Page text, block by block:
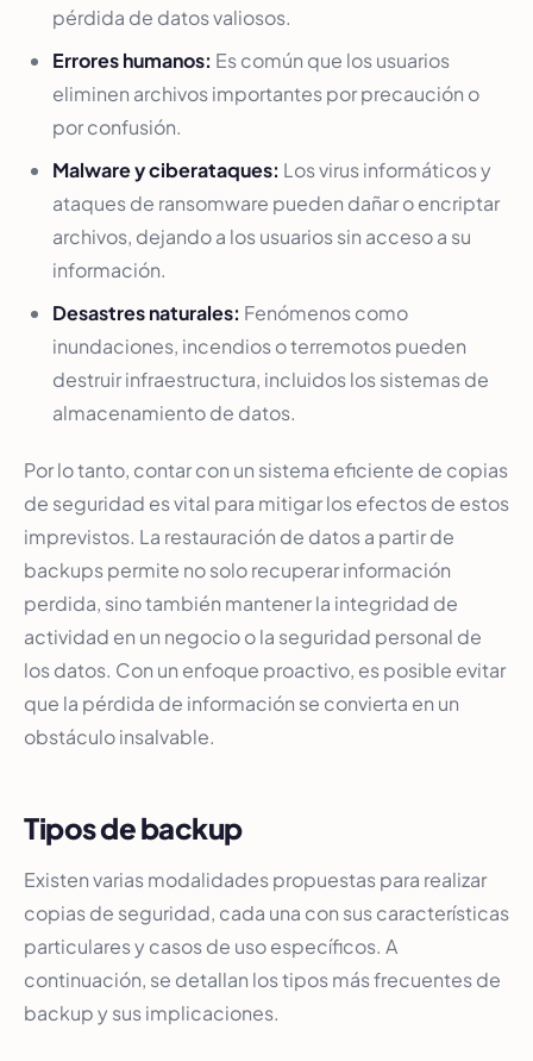
pérdida de datos valiosos.
Errores humanos: Es común que los usuarios
eliminen archivos importantes por precaución o
por confusión.
Malware y ciberataques: Los virus informáticos y
ataques de ransomware pueden dañar o encriptar
archivos, dejando a los usuarios sin acceso a su
información.
Desastres naturales: Fenómenos como
inundaciones, incendios o terremotos pueden
destruir infraestructura, incluidos los sistemas de
almacenamiento de datos.
Por lo tanto, contar con un sistema eficiente de copias
de seguridad es vital para mitigar los efectos de estos
imprevistos. La restauración de datos a partir de
backups permite no solo recuperar información
perdida, sino también mantener la integridad de
actividad en un negocio o la seguridad personal de
los datos. Con un enfoque proactivo, es posible evitar
que la pérdida de información se convierta en un
obstáculo insalvable.
Tipos de backup
Existen varias modalidades propuestas para realizar
copias de seguridad, cada una con sus características
particulares y casos de uso específicos. A
continuación, se detallan los tipos más frecuentes de
backup y sus implicaciones.